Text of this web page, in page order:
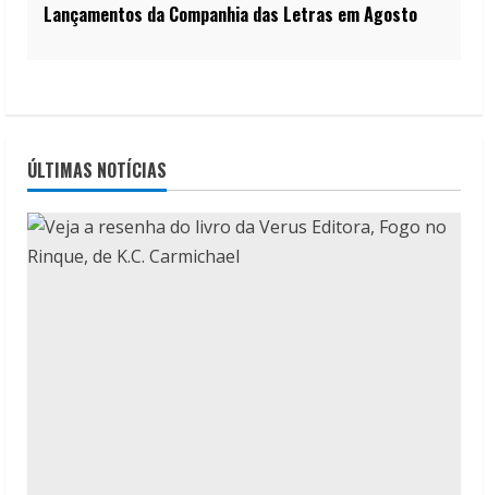
Lançamentos da Companhia das Letras em Agosto
ÚLTIMAS NOTÍCIAS